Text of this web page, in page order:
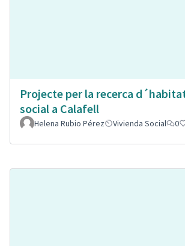
Projecte per la recerca
social a Calafell
Helena Rubio Pérez Vivienda Social 0